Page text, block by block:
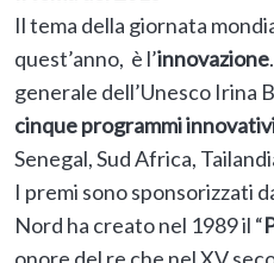
Il tema della giornata
quest’anno, è l’innovazione
generale dell’Unesco Irina
cinque programmi
Senegal, Sud Africa,
I premi sono sponsorizzati
Nord ha creato nel 1989 il “